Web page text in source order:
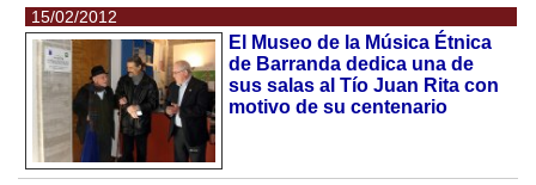
15/02/2012
El Museo de la Música Étnica
de Barranda dedica una de
sus salas al Tío Juan Rita con
motivo de su centenario